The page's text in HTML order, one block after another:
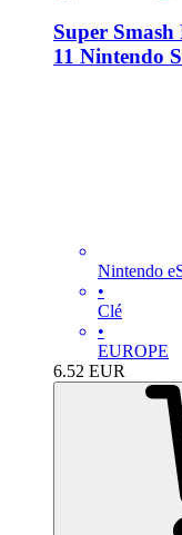
Super
11 Nintendo
Nintendo
•
Clé
•
EUROPE
6.52 EUR